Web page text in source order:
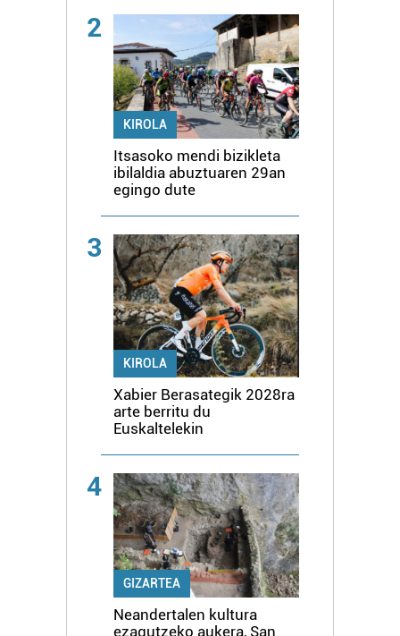
2
KIROLA
Itsasoko mendi bizikleta
ibilaldia abuztuaren 29an
egingo dute
3
KIROLA
Xabier Berasategik 2028ra
arte berritu du
Euskaltelekin
4
GIZARTEA
Neandertalen kultura
ezagutzeko aukera, San